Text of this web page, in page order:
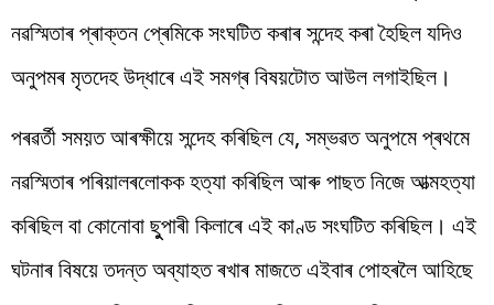
নৱস্মিতাৰ প্ৰাক্তন প্ৰেমিকে সংঘটিত কৰাৰ সন্দেহ কৰা হৈছিল যদিও
অনুপমৰ মৃতদেহ উদ্ধাৰে এই সমগ্ৰ বিষয়টোত আউল লগাইছিল।
পৰৱৰ্তী সময়ত আৰক্ষীয়ে সন্দেহ কৰিছিল যে, সম্ভৱত অনুপমে প্ৰথমে
নৱস্মিতাৰ পৰিয়ালৰলোকক হত্যা কৰিছিল আৰু পাছত নিজে আত্মহত্যা
কৰিছিল বা কোনোবা ছুুপাৰী কিলাৰে এই কাণ্ড সংঘটিত কৰিছিল। এই
ঘটনাৰ বিষয়ে তদন্ত অব্যাহত ৰখাৰ মাজতে এইবাৰ পোহৰলৈ আহিছে